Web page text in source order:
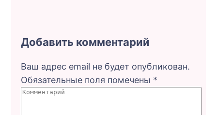
Добавить комментарий
Ваш адрес email не будет опубликован.
Обязательные поля помечены *